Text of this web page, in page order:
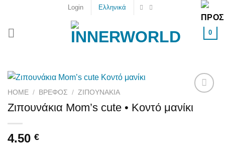
content
Login Ελληνικά
0
wishlist
HOME / ΒΡΕΦΟΣ / ΖΙΠΟΥΝΆΚΙΑ
Ζιπουνάκια Μom’s cute • Κοντό μανίκι
4.50 €